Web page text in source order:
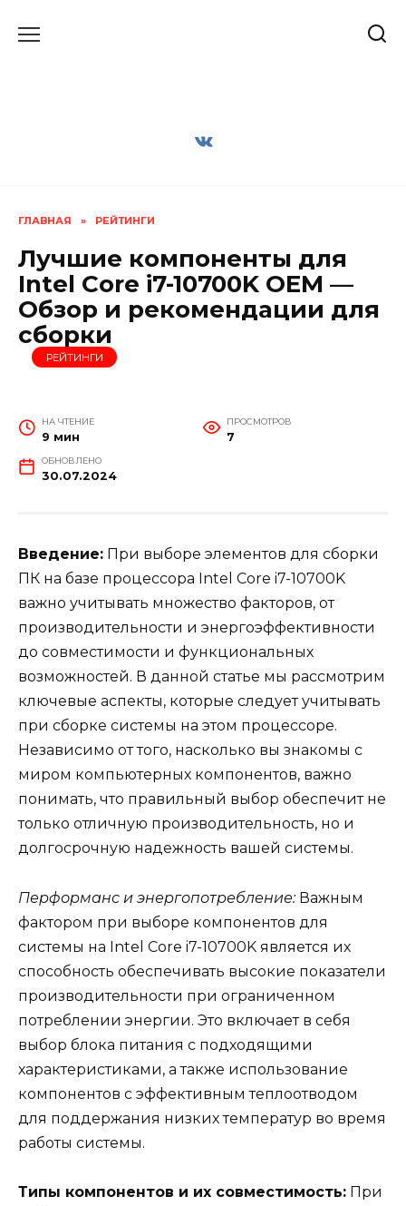
ГЛАВНАЯ » РЕЙТИНГИ
Лучшие компоненты для
Intel Core i7-10700K OEM —
Обзор и рекомендации для
сборки
РЕЙТИНГИ
НА ЧТЕНИЕ
9 мин
ПРОСМОТРОВ
7
ОБНОВЛЕНО
30.07.2024
Введение: При выборе элементов для сборки
ПК на базе процессора Intel Core i7-10700K
важно учитывать множество факторов, от
производительности и энергоэффективности
до совместимости и функциональных
возможностей. В данной статье мы рассмотрим
ключевые аспекты, которые следует учитывать
при сборке системы на этом процессоре.
Независимо от того, насколько вы знакомы с
миром компьютерных компонентов, важно
понимать, что правильный выбор обеспечит не
только отличную производительность, но и
долгосрочную надежность вашей системы.
Перформанс и энергопотребление:Важным
фактором при выборе компонентов для
системы на Intel Core i7-10700K является их
способность обеспечивать высокие показатели
производительности при ограниченном
потреблении энергии. Это включает в себя
выбор блока питания с подходящими
характеристиками, а также использование
компонентов с эффективным теплоотводом
для поддержания низких температур во время
работы системы.
Типы компонентов и их совместимость: При